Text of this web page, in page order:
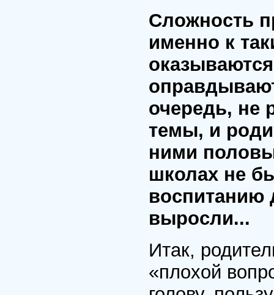
Сложность
именно к
очередь, не
темы, и
ними
школах не
воспитанию
выросли...
Итак,
«плохой